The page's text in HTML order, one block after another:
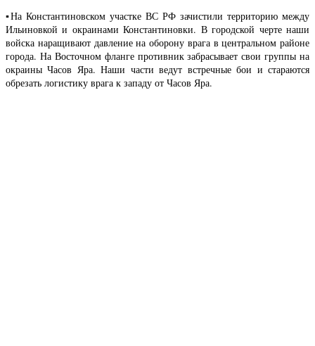
▪️На Константиновском участке ВС РФ зачистили территорию между
Ильиновкой и окраинами Константиновки. В городской черте наши
войска наращивают давление на оборону врага в центральном районе
города. На Восточном фланге противник забрасывает свои группы на
окраины Часов Яра. Наши части ведут встречные бои и стараются
обрезать логистику врага к западу от Часов Яра.